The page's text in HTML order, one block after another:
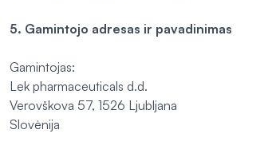
5. Gamintojo adresas ir pavadinimas
Gamintojas:
Lek pharmaceuticals d.d.
Verovškova 57, 1526 Ljubljana
Slovėnija